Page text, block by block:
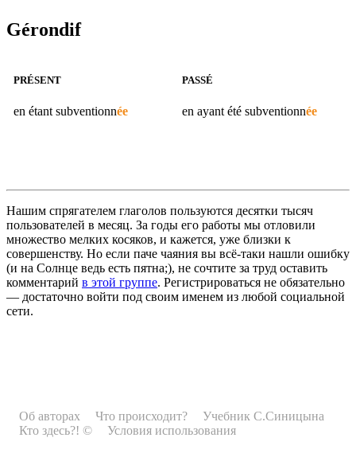
Gérondif
PRÉSENT
en étant subventionnée
PASSÉ
en ayant été subventionnée
Нашим спрягателем глаголов пользуются десятки тысяч
пользователей в месяц. За годы его работы мы отловили
множество мелких косяков, и кажется, уже близки к
совершенству. Но если паче чаяния вы всё-таки нашли ошибку
(и на Солнце ведь есть пятна;), не сочтите за труд оставить
комментарий в этой группе. Регистрироваться не обязательно
— достаточно войти под своим именем из любой социальной
сети.
Об авторах Что происходит?
Учебник С.Синицына
Кто здесь?! ©
Условия использования